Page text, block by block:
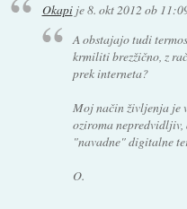
Okapije8. okt 2012 ob
A obstajajo tudi
krmiliti brezžično, z
prek interneta?
Moj način življenja je
oziroma
"navadne" digitalne
O.